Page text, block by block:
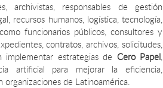
archivistas, responsables de gestión
recursos humanos, logística, tecnología,
funcionarios públicos, consultores y
contratos, archivos, solicitudes,
implementar estrategias de Cero Papel,
artificial para mejorar la eficiencia,
de Latinoamérica.